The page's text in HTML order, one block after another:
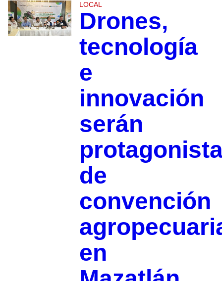
LOCAL
Drones,
tecnología
e
innovación
serán
de
convención
en